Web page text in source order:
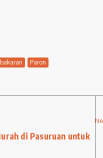
Paron
di Pasuruan untuk